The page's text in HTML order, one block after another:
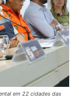
em 22 cidades das